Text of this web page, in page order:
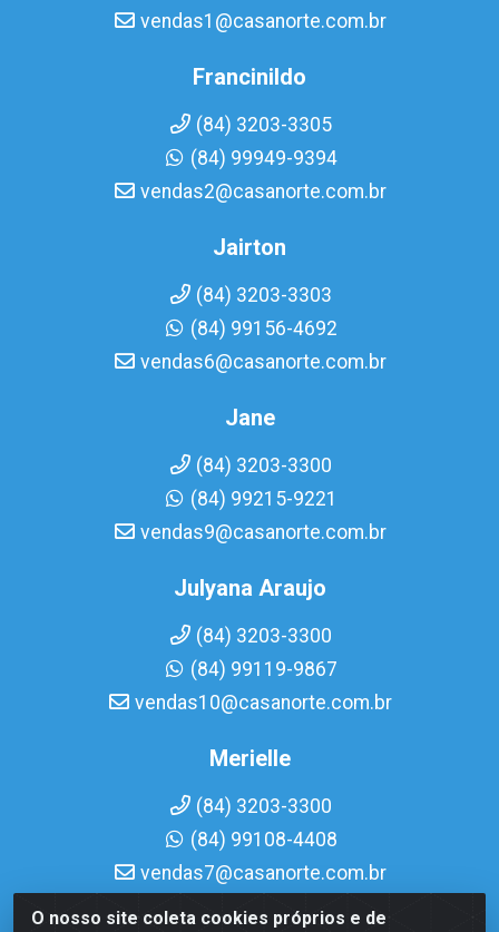
O nosso site coleta cookies próprios e de
vendas1@casanorte.com.br
Francinildo
(84) 3203-3305
(84) 99949-9394
vendas2@casanorte.com.br
Jairton
(84) 3203-3303
(84) 99156-4692
vendas6@casanorte.com.br
Jane
(84) 3203-3300
(84) 99215-9221
vendas9@casanorte.com.br
Julyana Araujo
(84) 3203-3300
(84) 99119-9867
vendas10@casanorte.com.br
Merielle
(84) 3203-3300
(84) 99108-4408
vendas7@casanorte.com.br